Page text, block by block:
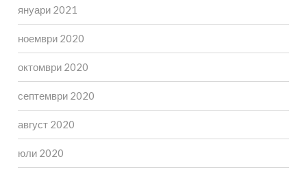
януари 2021
ноември 2020
октомври 2020
септември 2020
август 2020
юли 2020